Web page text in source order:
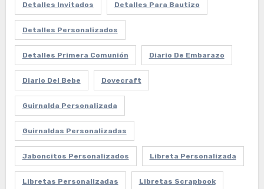
Detalles Invitados Detalles Para Bautizo
Detalles Personalizados
Detalles Primera Comunión Diario De Embarazo
Diario Del Bebe Dovecraft
Guirnalda Personalizada
Guirnaldas Personalizadas
Jaboncitos Personalizados Libreta Personalizada
Libretas Personalizadas Libretas Scrapbook